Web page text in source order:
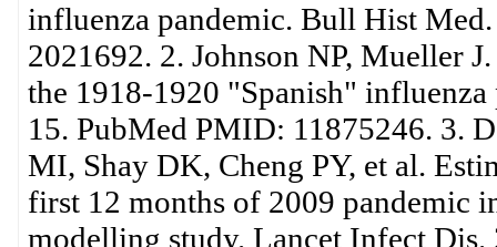
influenza pandemic. Bull Hist
2021692. 2. Johnson NP, Mueller
the 1918-1920 "Spanish"
15. PubMed PMID: 11875246. 3.
MI, Shay DK, Cheng PY, et al.
first 12 months of 2009 pandemic
modelling study. Lancet Infect